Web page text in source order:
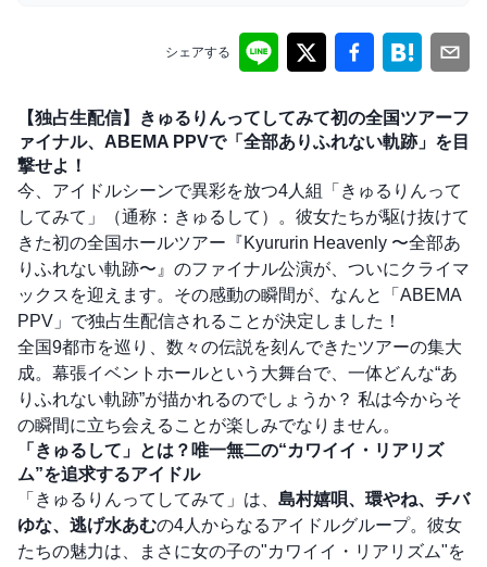
シェアする
【独占生配信】きゅるりんってしてみて初の全国ツアーフ
ァイナル、ABEMA PPVで「全部ありふれない軌跡」を目
撃せよ！
今、アイドルシーンで異彩を放つ4人組「きゅるりんって
してみて」（通称：きゅるして）。彼女たちが駆け抜けて
きた初の全国ホールツアー『Kyururin Heavenly 〜全部あ
りふれない軌跡〜』のファイナル公演が、ついにクライマ
ックスを迎えます。その感動の瞬間が、なんと「ABEMA
PPV」で独占生配信されることが決定しました！
全国9都市を巡り、数々の伝説を刻んできたツアーの集大
成。幕張イベントホールという大舞台で、一体どんな“あ
りふれない軌跡”が描かれるのでしょうか？ 私は今からそ
の瞬間に立ち会えることが楽しみでなりません。
「きゅるして」とは？唯一無二の“カワイイ・リアリズ
ム”を追求するアイドル
「きゅるりんってしてみて」は、 島村嬉唄、環やね、チバ
ゆな、逃げ水あむの4人からなるアイドルグループ。彼女
たちの魅力は、まさに女の子の"カワイイ・リアリズム"を